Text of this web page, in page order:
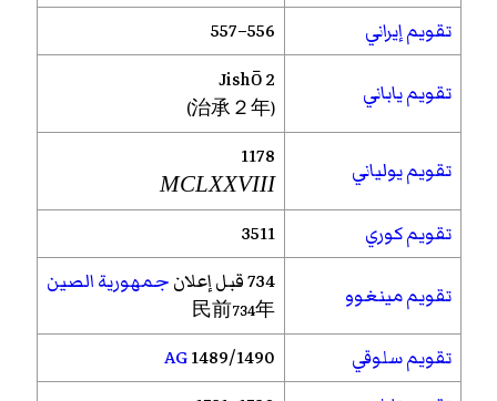
تقويم إيراني
556–557
تقويم ياباني Jishō2
(治承２年)
تقويم يولياني 1178
MCLXXVIII
تقويم كوري 3511
تقويم مينغوو 734 قبل إعلان جمهورية الصين
民前734年
تقويم سلوقي 1489/1490
AG